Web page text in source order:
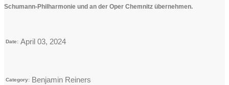
Schumann-Philharmonie und an der Oper Chemnitz übernehmen.
Date: April 03, 2024
Category: Benjamin Reiners